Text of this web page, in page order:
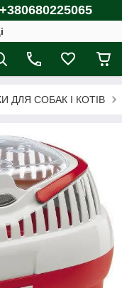
+380680225065
ДЛЯ СОБАК І КОТІВ